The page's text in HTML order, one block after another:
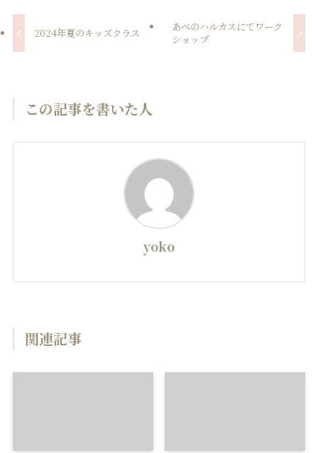
2024年夏のキッズクラス
あべのハルカスにてワーク
ショップ
この記事を書いた人
yoko
関連記事